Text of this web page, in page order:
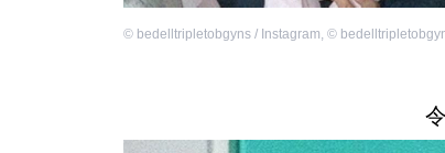
© bedelltripletobgyns / Instagram, ©